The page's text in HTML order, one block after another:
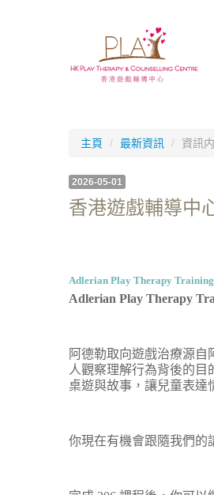
主頁 / 最新資訊 / 資訊
2026-05-01
香港遊戲輔導中
Adlerian Play Therapy
Adlerian Play Therapy
阿德勒取向遊戲治療源
人觀察理解行為背後的目
桌遊與故事，讓兒童表達
你現在有機會跟隨我們的